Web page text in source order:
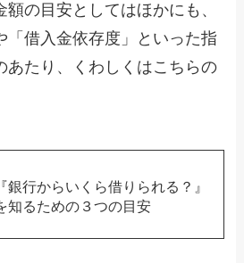
の目安としてはほかにも、
「借入金依存度」といった指
あたり、くわしくはこちらの
『銀行からいくら借りられる？』
知るための３つの目安